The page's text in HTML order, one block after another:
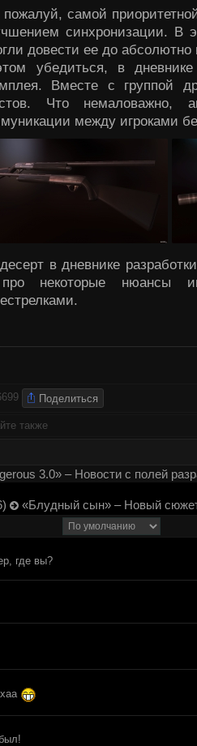
самой
синхронизации. В
довести ее до абсолютно
убедиться, в
Вместе с группой
Что немаловажно,
между игроками
в дневнике
некоторые нюансы
Поделиться
также
3.0» – Новости с полей
«Блудный сын» – Новый
где вы?